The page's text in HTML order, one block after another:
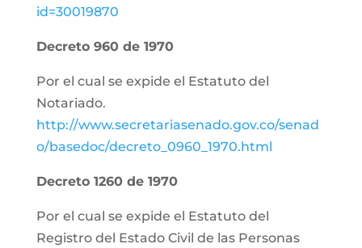
id=30019870
Decreto 960 de 1970
Por el cual se expide el Estatuto del
Notariado.
http://www.secretariasenado.gov.co/senad
o/basedoc/decreto_0960_1970.html
Decreto 1260 de 1970
Por el cual se expide el Estatuto del
Registro del Estado Civil de las Personas